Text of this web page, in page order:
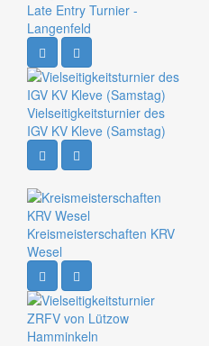
Late Entry Turnier -
Langenfeld
Vielseitigkeitsturnier des
IGV KV Kleve (Samstag)
Kreismeisterschaften KRV
Wesel